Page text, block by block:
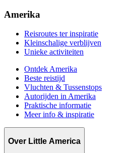
Amerika
Reisroutes ter inspiratie
Kleinschalige verblijven
Unieke activiteiten
Ontdek Amerika
Beste reistijd
Vluchten & Tussenstops
Autorijden in Amerika
Praktische informatie
Meer info & inspiratie
Over Little America